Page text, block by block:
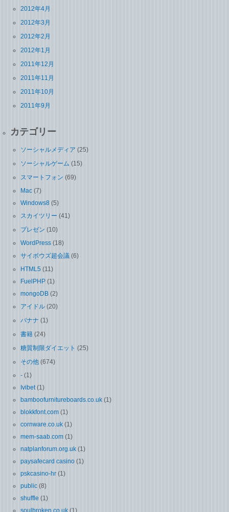
2012年4月
2012年3月
2012年2月
2012年1月
2011年12月
2011年11月
2011年10月
2011年9月
カテゴリー
ソーシャルメディア (25)
ソーシャルゲーム (15)
スマートフォン (69)
Mac (7)
Windows8 (5)
スカイツリー (41)
プレゼン (10)
WordPress (18)
サイボウズ超会議 (6)
HTML5 (11)
FuelPHP (1)
mongoDB (2)
アイドル (20)
バナナ (1)
書籍 (24)
糖質制限ダイエット (25)
その他 (674)
- (1)
Ivibet(1)
bamboofurnitureboards.co.uk (1)
blokkfont.com (1)
cornware.co.uk (1)
mem-saab.com (1)
natplanforum.org.uk (1)
paysafecard casino (1)
pskcasino-hr (1)
public (8)
shuffle (1)
soulbroken.co.uk (1)